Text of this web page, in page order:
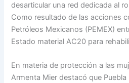
desarticular una red dedicada al
Como resultado de las acciones
Petróleos Mexicanos (PEMEX)
Estado material AC20 para
En materia de protección a las
Armenta Mier destacó que